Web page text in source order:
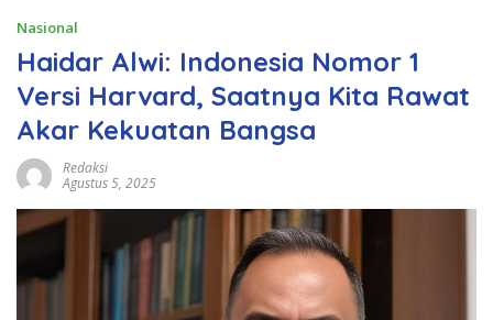
Nasional
Haidar Alwi: Indonesia Nomor 1
Versi Harvard, Saatnya Kita Rawat
Akar Kekuatan Bangsa
Redaksi
Agustus 5, 2025